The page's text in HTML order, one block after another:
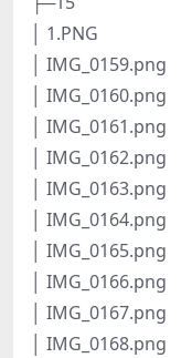
│ 1.PNG
│ IMG_0159.png
│ IMG_0160.png
│ IMG_0161.png
│ IMG_0162.png
│ IMG_0163.png
│ IMG_0164.png
│ IMG_0165.png
│ IMG_0166.png
│ IMG_0167.png
│ IMG_0168.png